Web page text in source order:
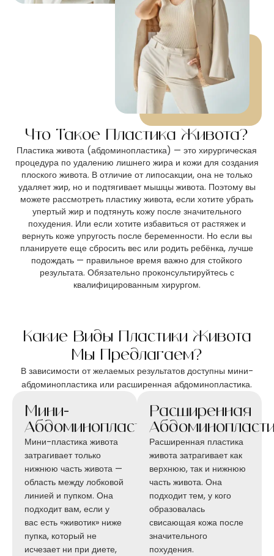
Что Такое Пластика Живота?
Пластика живота (абдоминопластика) — это хирургическая
процедура по удалению лишнего жира и кожи для создания
плоского живота. В отличие от липосакции, она не только
удаляет жир, но и подтягивает мышцы живота. Поэтому вы
можете рассмотреть пластику живота, если хотите убрать
упертый жир и подтянуть кожу после значительного
похудения. Или если хотите избавиться от растяжек и
вернуть коже упругость после беременности. Но если вы
планируете еще сбросить вес или родить ребёнка, лучше
подождать — правильное время важно для стойкого
результата. Обязательно проконсультируйтесь с
квалифицированным хирургом.
Какие Виды Пластики Живота
Мы Предлагаем?
В зависимости от желаемых результатов доступны мини-
абдоминопластика или расширенная абдоминопластика.
Мини-
Абдоминопластика
Мини-пластика живота
затрагивает только
нижнюю часть живота —
область между лобковой
линией и пупком. Она
подходит вам, если у
вас есть «животик» ниже
пупка, который не
исчезает ни при диете,
Расширенная
Расширенная пластика
живота затрагивает как
верхнюю, так и нижнюю
часть живота. Она
подходит тем, у кого
образовалась
свисающая кожа после
значительного
похудения.